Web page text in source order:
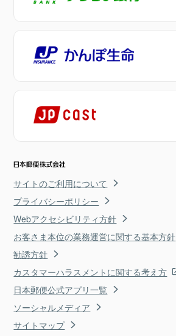
サイトのご利用について
プライバシーポリシー
Webアクセシビリティ方針
お客さま本位の業務運営に関する基本方針
勧誘方針
カスタマーハラスメントに関する考え方
日本郵便公式アプリ一覧
ソーシャルメディア
サイトマップ